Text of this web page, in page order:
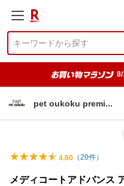
pet oukoku premi
4.60 （20件）
メディコートアドバンス